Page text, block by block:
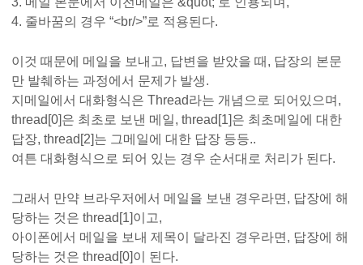
4. 줄바꿈의 경우 “<br/>”로 적용된다.
이것 때문에 메일을 보내고, 답변을 받았을 때, 답장의 본문
만 발췌하는 과정에서 문제가 발생.
지메일에서 대화형식은 Thread라는 개념으로 되어있으며,
thread[0]은 최초로 보낸 메일, thread[1]은 최초메일에 대한
답장, thread[2]는 그메일에 대한 답장 등등..
여튼 대화형식으로 되어 있는 경우 순서대로 처리가 된다.
그래서 만약 브라우저에서 메일을 보낸 경우라면, 답장에 해
당하는 것은 thread[1]이고,
아이폰에서 메일을 보내 제목이 달라진 경우라면, 답장에 해
당하는 것은 thread[0]이 된다.